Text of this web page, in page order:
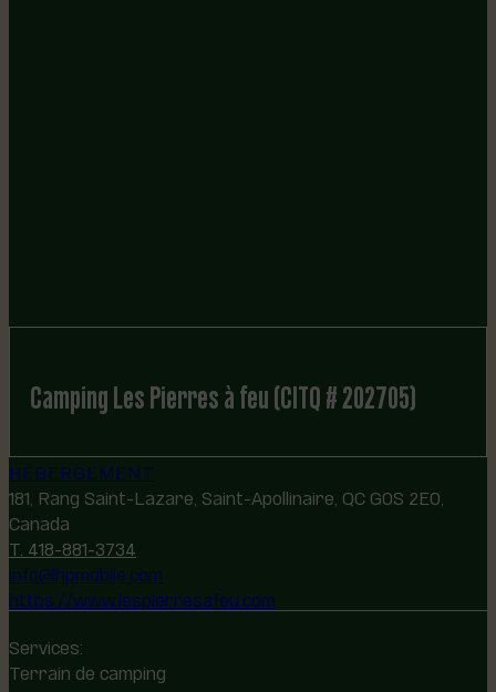
Camping Les Pierres à feu (CITQ # 202705)
HÉBERGEMENT
181, Rang Saint-Lazare, Saint-Apollinaire, QC G0S 2E0,
Canada
T. 418-881-3734
info@lhpmobile.com
https://www.lespierresafeu.com
Services:
Terrain de camping